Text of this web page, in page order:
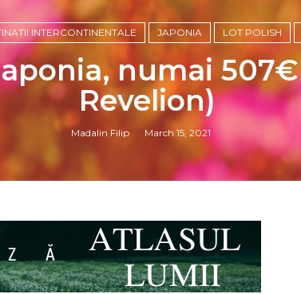
INTERCONTINENTALE JAPONIA LOT POLISH
numai
Revelion)
Madalin Filip March 15, 2021